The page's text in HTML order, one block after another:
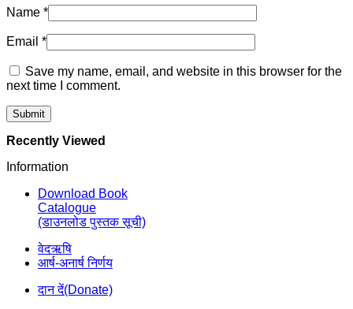
Name *
Email *
Save my name, email, and website in this browser for the
next time I comment.
Recently Viewed
Information
Download Book
Catalogue
(डाउनलोड पुस्तक सूची)
वेदऋषि
आर्ष-अनार्ष निर्णय
दान दें(Donate)